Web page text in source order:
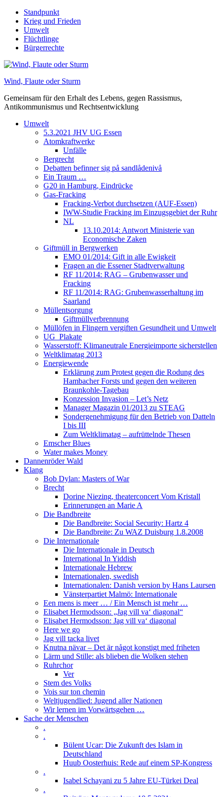
Skip
content
Standpunkt
Krieg und Frieden
Umwelt
Flüchtlinge
Bürgerrechte
Wind, Flaute oder Sturm
Gemeinsam für den Erhalt des Lebens, gegen Rassismus,
Antikommunismus und Rechtsentwicklung
Umwelt
5.3.2021 JHV UG Essen
Atomkraftwerke
Unfälle
Bergrecht
Debatten befinner sig på sandlådenivå
Ein Traum …
G20 in Hamburg, Eindrücke
Gas-Fracking
Fracking-Verbot durchsetzen (AUF-Essen)
IWW-Studie Fracking im Einzugsgebiet der Ruhr
NL
13.10.2014: Antwort Ministerie van
Economische Zaken
Giftmüll in Bergwerken
EMO 01/2014: Gift in alle Ewigkeit
Fragen an die Essener Stadtverwaltung
RF 11/2014: RAG – Grubenwasser und
Fracking
RF 11/2014: RAG: Grubenwasserhaltung im
Saarland
Müllentsorgung
Giftmüllverbrennung
Müllöfen in Flingern vergiften Gesundheit und Umwelt
UG_Plakate
Wasserstoff: Klimaneutrale Energieimporte sicherstellen
Weltklimatag 2013
Energiewende
Erklärung zum Protest gegen die Rodung des
Hambacher Forsts und gegen den weiteren
Braunkohle-Tagebau
Konzession Invasion – Let’s Netz
Manager Magazin 01/2013 zu STEAG
Sondergenehmigung für den Betrieb von Datteln
I bis III
Zum Weltklimatag – aufrüttelnde Thesen
Emscher Blues
Water makes Money
Dannenröder Wald
Klang
Bob Dylan: Masters of War
Brecht
Dorine Niezing, theaterconcert Vom Kristall
Erinnerungen an Marie A
Die Bandbreite
Die Bandbreite: Social Security: Hartz 4
Die Bandbreite: Zu WAZ Duisburg 1.8.2008
Die Internationale
Die Internationale in Deutsch
International In Yiddish
Internationale Hebrew
Internationalen, swedish
Internationalen: Danish version by Hans Laursen
Vänsterpartiet Malmö: Internationale
Een mens is meer … / Ein Mensch ist mehr …
Elisabet Hermodsson: „Jag vill va‘ diagonal“
Elisabet Hermodsson: Jag vill va‘ diagonal
Here we go
Jag vill tacka livet
Knutna nävar – Det är något konstigt med friheten
Lärm und Stille: als blieben die Wolken stehen
Ruhrchor
Ver
Stem des Volks
Vois sur ton chemin
Weltjugendlied: Jugend aller Nationen
Wir lernen im Vorwärtsgehen …
Sache der Menschen
.
.
Bülent Ucar: Die Zukunft des Islam in
Deutschland
Huub Oosterhuis: Rede auf einem SP-Kongress
.
Isabel Schayani zu 5 Jahre EU-Türkei Deal
.